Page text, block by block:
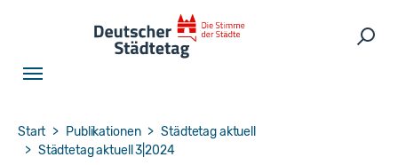
You are here:
Start Publikationen
Städtetag aktuell
Städtetag aktuell 3|2024